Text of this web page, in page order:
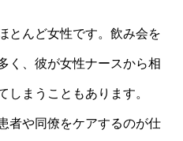
とんど女性です。飲み会を
く、彼が女性ナースから相
しまうこともあります。
者や同僚をケアするのが仕